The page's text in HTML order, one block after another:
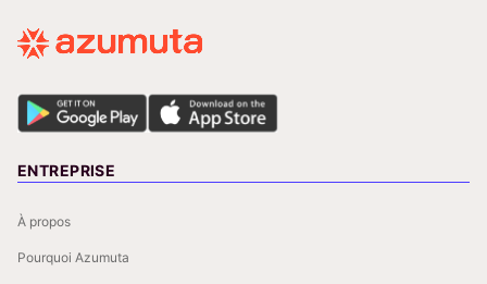
ENTREPRISE
À propos
Pourquoi Azumuta